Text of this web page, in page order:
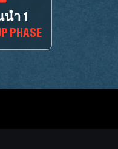
ำ 1
PHASE